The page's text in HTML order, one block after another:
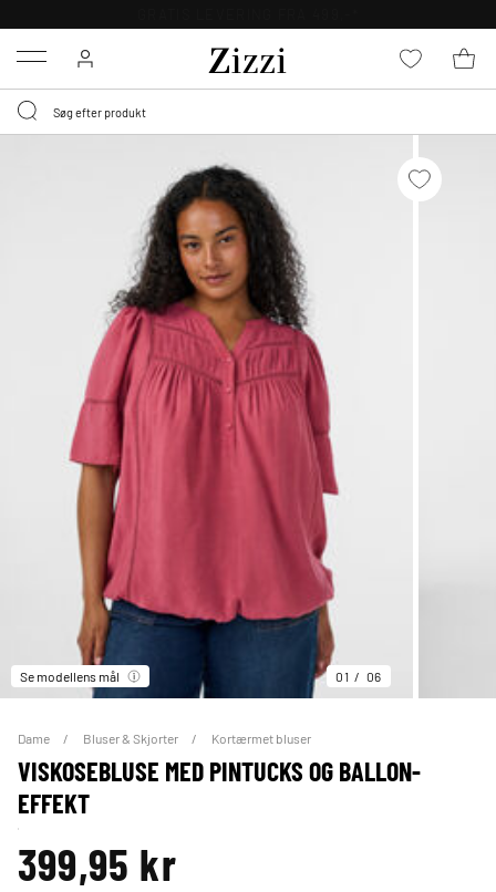
Menu
Se modellens mål 01 06
Dame Bluser & Skjorter Kortærmet bluser
VISKOSEBLUSE MED PINTUCKS OG BALLON-
EFFEKT
399,95 kr